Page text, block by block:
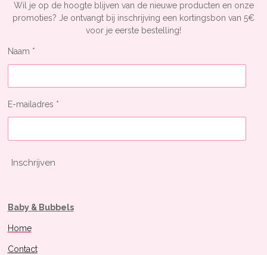
Wil je op de hoogte blijven van de nieuwe producten en onze
promoties? Je ontvangt bij inschrijving een kortingsbon van 5€
voor je eerste bestelling!
Naam *
E-mailadres *
Inschrijven
Baby & Bubbels
Home
Contact